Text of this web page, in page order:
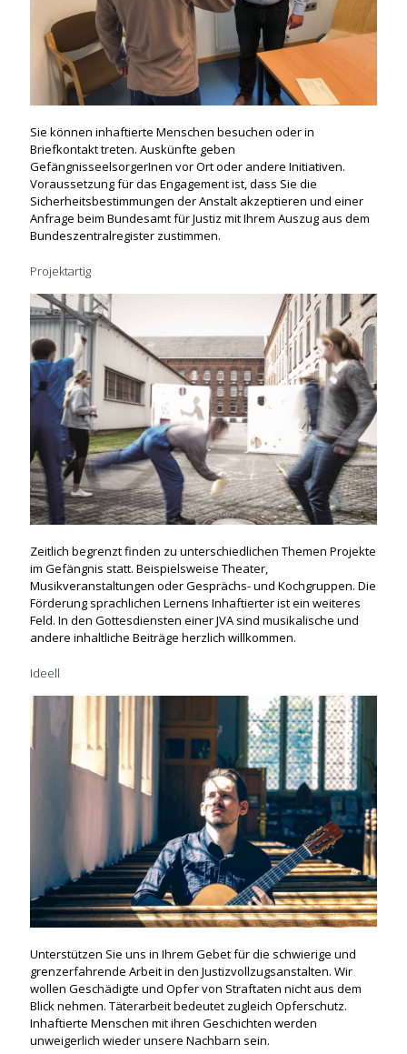
Sie können inhaftierte Menschen besuchen oder in
Briefkontakt treten. Auskünfte geben
GefängnisseelsorgerInen vor Ort oder andere Initiativen.
Voraussetzung für das Engagement ist, dass Sie die
Sicherheitsbestimmungen der Anstalt akzeptieren und einer
Anfrage beim Bundesamt für Justiz mit Ihrem Auszug aus dem
Bundeszentralregister zustimmen.
Projektartig
Zeitlich begrenzt finden zu unterschiedlichen Themen Projekte
im Gefängnis statt. Beispielsweise Theater,
Musikveranstaltungen oder Gesprächs- und Kochgruppen. Die
Förderung sprachlichen Lernens Inhaftierter ist ein weiteres
Feld. In den Gottesdiensten einer JVA sind musikalische und
andere inhaltliche Beiträge herzlich willkommen.
Ideell
Unterstützen Sie uns in Ihrem Gebet für die schwierige und
grenzerfahrende Arbeit in den Justizvollzugsanstalten. Wir
wollen Geschädigte und Opfer von Straftaten nicht aus dem
Blick nehmen. Täterarbeit bedeutet zugleich Opferschutz.
Inhaftierte Menschen mit ihren Geschichten werden
unweigerlich wieder unsere Nachbarn sein.